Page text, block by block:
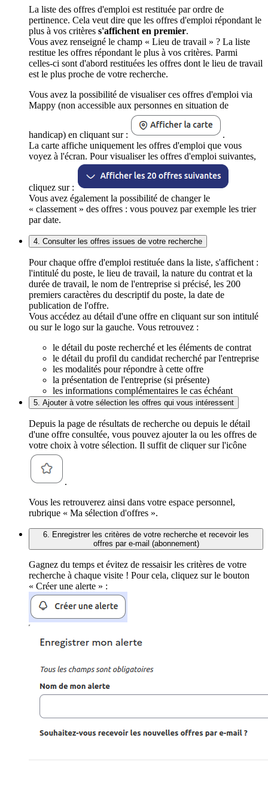
La liste des offres d'emploi est restituée par ordre de
pertinence. Cela veut dire que les offres d'emploi répondant le
plus à vos critères s'affichent en premier.
Vous avez renseigné le champ « Lieu de travail » ? La liste
restitue les offres répondant le plus à vos critères. Parmi
celles-ci sont d'abord restituées les offres dont le lieu de travail
est le plus proche de votre recherche.
Vous avez la possibilité de visualiser ces offres d'emploi via
Mappy (non accessible aux personnes en situation de
handicap) en cliquant sur :
.
La carte affiche uniquement les offres d'emploi que vous
voyez à l'écran. Pour visualiser les offres d'emploi suivantes,
cliquez sur :
Vous avez également la possibilité de changer le
« classement » des offres : vous pouvez par exemple les trier
par date.
4. Consulter les offres issues de votre recherche
Pour chaque offre d'emploi restituée dans la liste, s'affichent :
l'intitulé du poste, le lieu de travail, la nature du contrat et la
durée de travail, le nom de l'entreprise si précisé, les 200
premiers caractères du descriptif du poste, la date de
publication de l'offre.
Vous accédez au détail d'une offre en cliquant sur son intitulé
ou sur le logo sur la gauche. Vous retrouvez :
le détail du poste recherché et les éléments de contrat
le détail du profil du candidat recherché par l'entreprise
les modalités pour répondre à cette offre
la présentation de l'entreprise (si présente)
les informations complémentaires le cas échéant
5. Ajouter à votre sélection les offres qui vous intéressent
Depuis la page de résultats de recherche ou depuis le détail
d'une offre consultée, vous pouvez ajouter la ou les offres de
votre choix à votre sélection. Il suffit de cliquer sur l'icône
.
Vous les retrouverez ainsi dans votre espace personnel,
rubrique « Ma sélection d'offres ».
6. Enregistrer les critères de votre recherche et recevoir les
offres par e-mail (abonnement)
Gagnez du temps et évitez de ressaisir les critères de votre
recherche à chaque visite ! Pour cela, cliquez sur le bouton
« Créer une alerte » :